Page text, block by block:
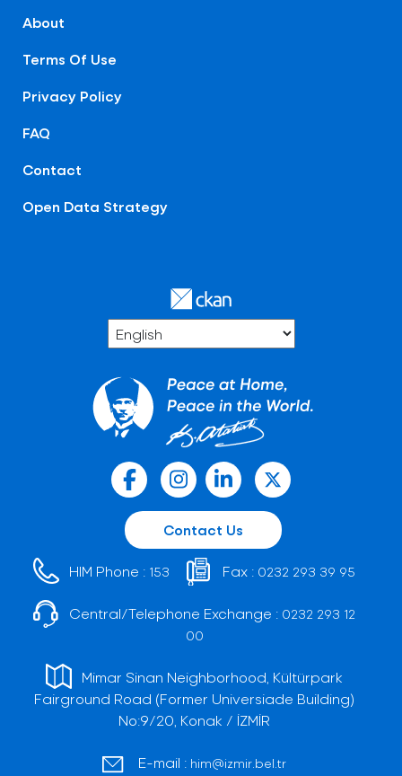
About
Terms Of Use
Privacy Policy
FAQ
Contact
Open Data Strategy
Contact Us
HIM Phone : 153 Fax : 0232 293 39 95
Central/Telephone Exchange : 0232 293 12
00
Mimar Sinan Neighborhood, Kültürpark
Fairground Road (Former Universiade Building)
No:9/20, Konak / İZMİR
E-mail : him@izmir.bel.tr